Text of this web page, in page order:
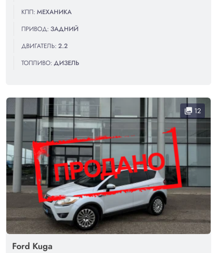
КПП: МЕХАНИКА
ПРИВОД: ЗАДНИЙ
ДВИГАТЕЛЬ: 2.2
ТОПЛИВО: ДИЗЕЛЬ
collections 12
Ford Kuga